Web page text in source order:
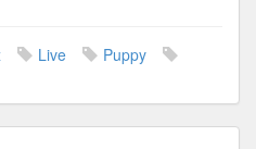
Live
Puppy